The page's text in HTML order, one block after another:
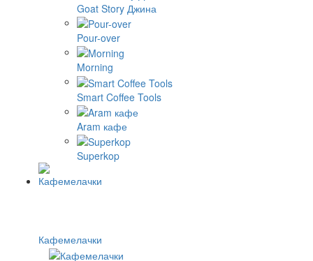
Goat Story Джина
Pour-over
Morning
Smart Coffee Tools
Aram кафе
Superkop
Кафемелачки